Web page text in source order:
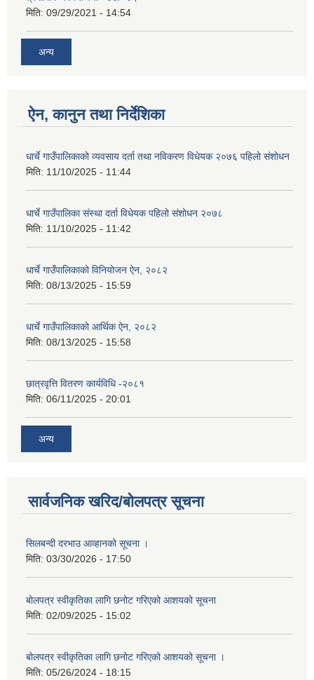
मिति: 09/29/2021 - 14:54
अन्य
ऐन, कानुन तथा निर्देशिका
धार्चे गाउँपालिकाको व्यवसाय दर्ता तथा नविकरण विधेयक २०७६ पहिलो संशोधन
मिति: 11/10/2025 - 11:44
धार्चे गाउँपालिका संस्था दर्ता विधेयक पहिलो संशोधन २०७८
मिति: 11/10/2025 - 11:42
धार्चे गाउँपालिकाको विनियोजन ऐन, २०८२
मिति: 08/13/2025 - 15:59
धार्चे गाउँपालिकाको आर्थिक ऐन, २०८२
मिति: 08/13/2025 - 15:58
छात्रवृत्ति वितरण कार्यविधि -२०८१
मिति: 06/11/2025 - 20:01
अन्य
सार्वजनिक खरिद/बोलपत्र सूचना
सिलबन्दी दरभाउ आव्हानको सूचना ।
मिति: 03/30/2026 - 17:50
बोलपत्र स्वीकृतिका लागि छनोट गरिएको आशयको सूचना
मिति: 02/09/2025 - 15:02
बोलपत्र स्वीकृतिका लागि छनोट गरिएको आशयको सूचना ।
मिति: 05/26/2024 - 18:15